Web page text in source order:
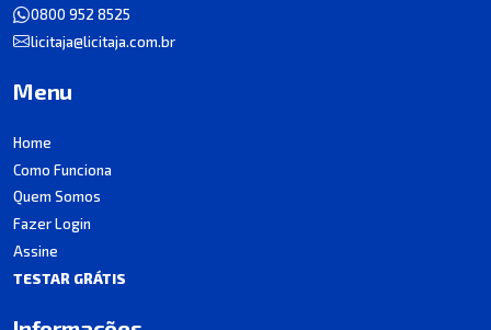
0800 952 8525
licitaja@licitaja.com.br
Menu
Home
Como Funciona
Quem Somos
Fazer Login
Assine
TESTAR GRÁTIS